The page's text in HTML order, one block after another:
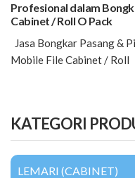
Profesional dalam
Cabinet / Roll O Pack
Jasa Bongkar Pasang &
Mobile File Cabinet / Roll
KATEGORI
LEMARI (CABINET)